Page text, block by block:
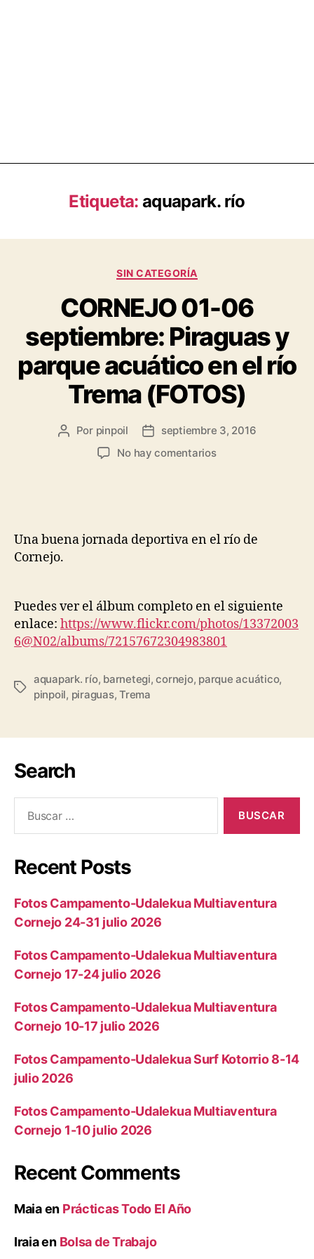
Etiqueta: aquapark. río
SIN CATEGORÍA
CORNEJO 01-06
septiembre: Piraguas y
parque acuático en el río
Trema (FOTOS)
Por pinpoil
septiembre 3, 2016
No hay comentarios
Una buena jornada deportiva en el río de
Cornejo.
Puedes ver el álbum completo en el siguiente
enlace: https://www.flickr.com/photos/13372003
6@N02/albums/72157672304983801
aquapark. río, barnetegi,cornejo, parque acuático,
pinpoil, piraguas,Trema
Search
Recent Posts
Fotos Campamento-Udalekua Multiaventura
Cornejo 24-31 julio 2026
Fotos Campamento-Udalekua Multiaventura
Cornejo 17-24 julio 2026
Fotos Campamento-Udalekua Multiaventura
Cornejo 10-17 julio 2026
Fotos Campamento-Udalekua Surf Kotorrio 8-14
julio 2026
Fotos Campamento-Udalekua Multiaventura
Cornejo 1-10 julio 2026
Recent Comments
Maiaen Prácticas Todo El Año
Iraiaen Bolsa de Trabajo